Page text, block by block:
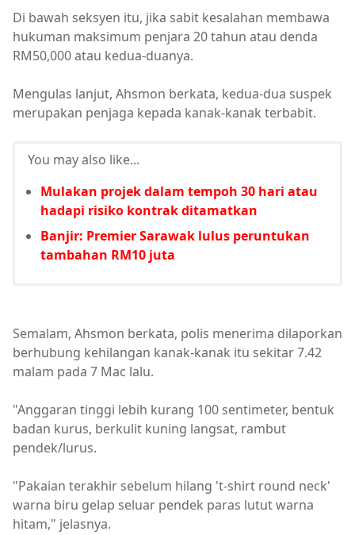
Di bawah seksyen itu, jika sabit kesalahan membawa
hukuman maksimum penjara 20 tahun atau denda
RM50,000 atau kedua-duanya.
Mengulas lanjut, Ahsmon berkata, kedua-dua suspek
merupakan penjaga kepada kanak-kanak terbabit.
You may also like...
Mulakan projek dalam tempoh 30 hari atau
hadapi risiko kontrak ditamatkan
Banjir: Premier Sarawak lulus peruntukan
tambahan RM10 juta
Semalam, Ahsmon berkata, polis menerima dilaporkan
berhubung kehilangan kanak-kanak itu sekitar 7.42
malam pada 7 Mac lalu.
"Anggaran tinggi lebih kurang 100 sentimeter, bentuk
badan kurus, berkulit kuning langsat, rambut
pendek/lurus.
"Pakaian terakhir sebelum hilang 't-shirt round neck'
warna biru gelap seluar pendek paras lutut warna
hitam," jelasnya.